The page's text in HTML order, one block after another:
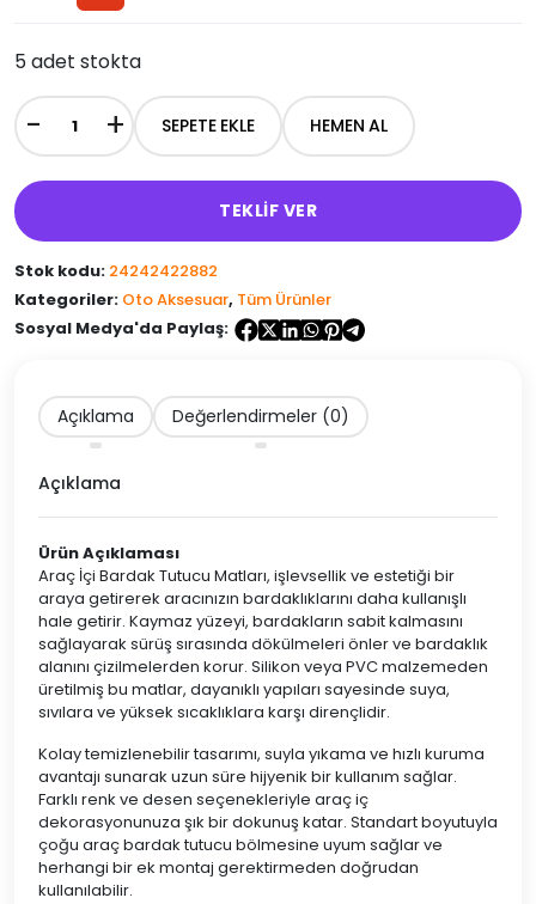
85.00₺.
fiyat:
5 adet stokta
2
Adet
Araç
İçi
Bardak
Tutucu
Mat
adet
+
- SEPETE EKLE HEMEN AL
TEKLİF VER
Stok kodu: 24242422882
Kategoriler: Oto Aksesuar, Tüm Ürünler
Sosyal Medya'da Paylaş:
Açıklama Değerlendirmeler (0)
Açıklama
Ürün Açıklaması
Araç İçi Bardak Tutucu Matları, işlevsellik ve estetiği bir
araya getirerek aracınızın bardaklıklarını daha kullanışlı
hale getirir. Kaymaz yüzeyi, bardakların sabit kalmasını
sağlayarak sürüş sırasında dökülmeleri önler ve bardaklık
alanını çizilmelerden korur. Silikon veya PVC malzemeden
üretilmiş bu matlar, dayanıklı yapıları sayesinde suya,
sıvılara ve yüksek sıcaklıklara karşı dirençlidir.
Kolay temizlenebilir tasarımı, suyla yıkama ve hızlı kuruma
avantajı sunarak uzun süre hijyenik bir kullanım sağlar.
Farklı renk ve desen seçenekleriyle araç iç
dekorasyonunuza şık bir dokunuş katar. Standart boyutuyla
çoğu araç bardak tutucu bölmesine uyum sağlar ve
herhangi bir ek montaj gerektirmeden doğrudan
kullanılabilir.